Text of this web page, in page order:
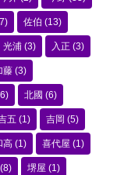
佐伯 (13)
光浦 (3) 入正 (3)
藤 (3)
北國 (6)
五 (1) 吉岡 (5)
高 (1) 喜代屋 (1)
(8) 堺屋 (1)